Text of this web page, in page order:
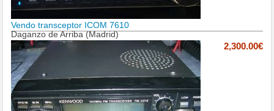
Vendo transceptor ICOM 7610
Daganzo de Arriba (Madrid)
2,300.00€